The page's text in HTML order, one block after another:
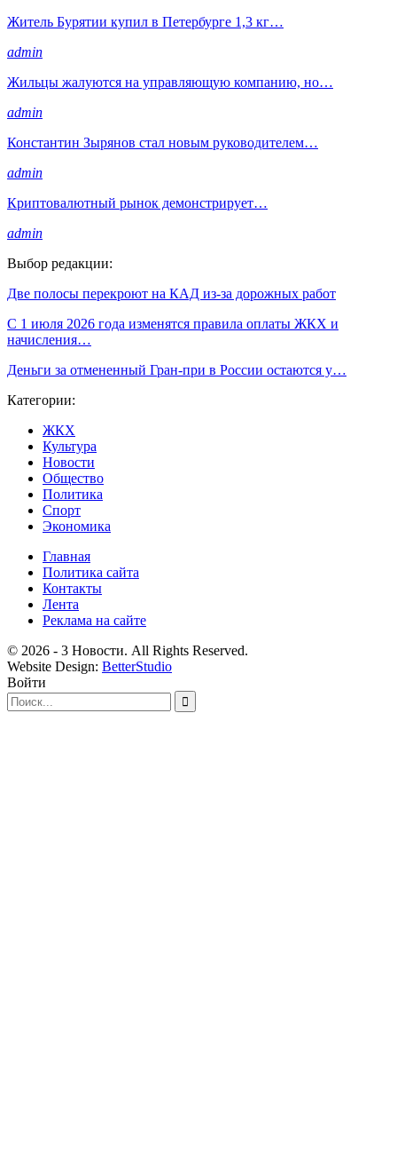
Житель Бурятии купил в Петербурге 1,3 кг…
admin
Жильцы жалуются на управляющую компанию, но…
admin
Константин Зырянов стал новым руководителем…
admin
Криптовалютный рынок демонстрирует…
admin
Выбор редакции:
Две полосы перекроют на КАД из-за дорожных работ
С 1 июля 2026 года изменятся правила оплаты ЖКХ и
начисления…
Деньги за отмененный Гран-при в России остаются у…
Категории:
ЖКХ
Культура
Новости
Общество
Политика
Спорт
Экономика
Главная
Политика сайта
Контакты
Лента
Реклама на сайте
© 2026 - 3 Новости. All Rights Reserved.
Website Design: BetterStudio
Войти